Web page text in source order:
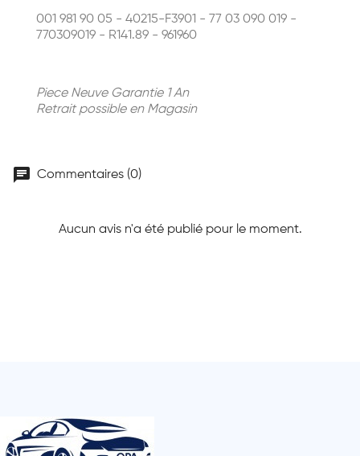
001 981 90 05 - 40215-F3901 - 77 03 090 019 -
770309019 - R141.89 - 961960
Piece Neuve Garantie 1 An
Retrait possible en Magasin
chat Commentaires (0)
Aucun avis n'a été publié pour le moment.